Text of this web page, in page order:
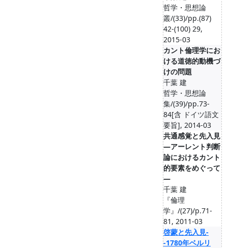
哲学・思想論
叢/(33)/pp.(87)
42-(100) 29,
2015-03
カント倫理学にお
ける道徳的動機づ
けの問題
千葉 建
哲学・思想論
集/(39)/pp.73-
84[含 ドイツ語文
要旨], 2014-03
共通感覚と先入見
―アーレント判断
論におけるカント
的要素をめぐって
―
千葉 建
『倫理
学』/(27)/p.71-
81, 2011-03
啓蒙と先入見-
-1780年ベルリ